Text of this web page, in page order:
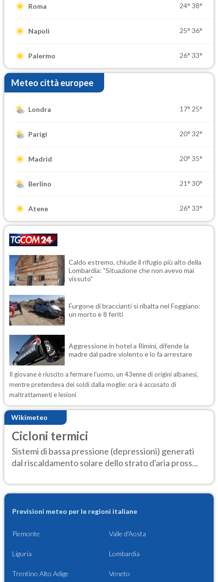
Roma 24° 38°
Napoli 25° 36°
Palermo 26° 33°
Meteo città europee
Londra 17° 25°
Parigi 20° 32°
Madrid 20° 35°
Berlino 21° 30°
Atene 26° 33°
Caldo estremo, chiude il rifugio più alto della
Lombardia: "Situazione che non avevo mai
vissuto"
Furgone di braccianti si ribalta nel Foggiano:
un morto e 8 feriti
Aggressione in hotel a Rimini, difende la
madre dal padre violento e lo fa arrestare
Il giovane è riuscito a fermare l'uomo, un 43enne di origini albanesi,
mentre pretendeva dei soldi dalla moglie: ora è accusato di
maltrattamenti e lesioni
Wikimeteo
Cicloni termici
Sistemi di bassa pressione (depressioni) generati
dal riscaldamento solare dello strato d'aria pross...
Previsioni meteo per le regioni italiane
Piemonte Valle d'Aosta
Liguria Lombardia
Trentino Alto Adige Veneto